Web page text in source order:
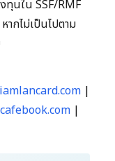
นใน SSF/RMF
ากไม่เป็นไปตาม
|
|